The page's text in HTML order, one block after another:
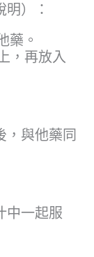
）：
藥。
，再放入
，與他藥同
中一起服